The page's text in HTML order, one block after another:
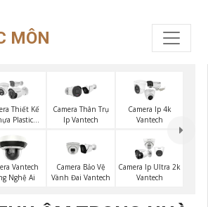
MÔN
Thiết Kế
Plastic
Camera Thân Trụ
Ip Vantech
Camera Ip 4k
Vantech
Vantech
Nghệ Ai
Camera Bảo Vệ
Vành Đai Vantech
Camera Ip Ultra 2k
Vantech